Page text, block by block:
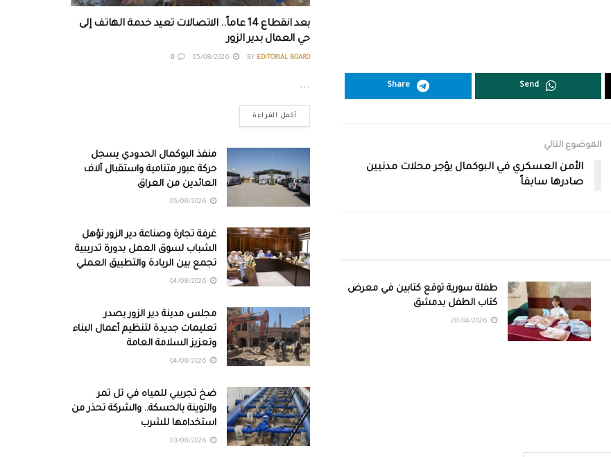
Send
Share
الموضوع التالي
الأمن العسكري في البوكمال يؤجر محلات مدنيين
صادرها سابقاً
طفلة سورية توقع كتابين في معرض
كتاب الطفل بدمشق
بعد انقطاع 14 عاماً.. الاتصالات تعيد خدمة الهاتف إلى
حي العمال بدير الزور
BY EDITORIAL BOARD
0
...
أكمل القراءة
منفذ البوكمال الحدودي يسجل
حركة عبور متنامية واستقبال آلاف
العائدين من العراق
غرفة تجارة وصناعة دير الزور تؤهل
الشباب لسوق العمل بدورة تدريبية
تجمع بين الريادة والتطبيق العملي
مجلس مدينة دير الزور يصدر
تعليمات جديدة لتنظيم أعمال البناء
وتعزيز السلامة العامة
ضخ تجريبي للمياه في تل تمر
والتوينة بالحسكة.. والشركة تحذر من
استخدامها للشرب